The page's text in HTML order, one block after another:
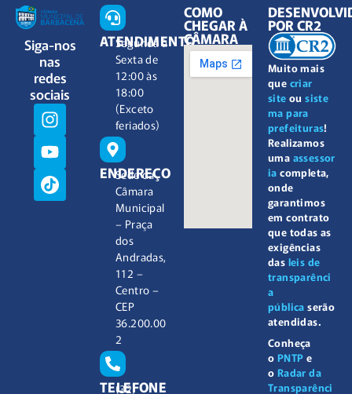
Siga-nos
nas
redes
sociais
ATENDIMENTO
Segunda à
Sexta de
12:00 às
18:00
(Exceto
feriados)
ENDEREÇO
Sede da
Câmara
Municipal
– Praça
dos
Andradas,
112 –
Centro –
CEP
36.200.00
2
TELEFONE
(32)
COMO
CHEGAR À
CÂMARA
Muito mais
que criar
site ousiste
ma para
prefeituras!
Realizamos
uma assessor
ia completa,
onde
garantimos
em contrato
que todas as
exigências
das leis de
transparênci
a
pública serão
atendidas.
Conheça
o PNTP e
o Radar da
Transparênci
POR CR2